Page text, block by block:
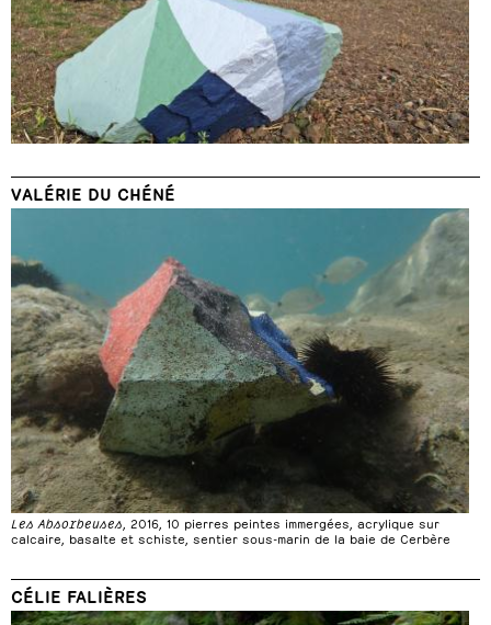
VALÉRIE DU CHÉNÉ
Les Absorbeuses, 2016, 10 pierres peintes immergées, acrylique sur
calcaire, basalte et schiste, sentier sous-marin de la baie de Cerbère
CÉLIE FALIÈRES